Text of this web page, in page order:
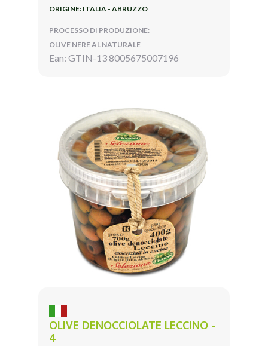
ORIGINE: ITALIA - ABRUZZO
PROCESSO DI PRODUZIONE:
OLIVE NERE AL NATURALE
Ean: GTIN-13 8005675007196
OLIVE DENOCCIOLATE LECCINO -
4